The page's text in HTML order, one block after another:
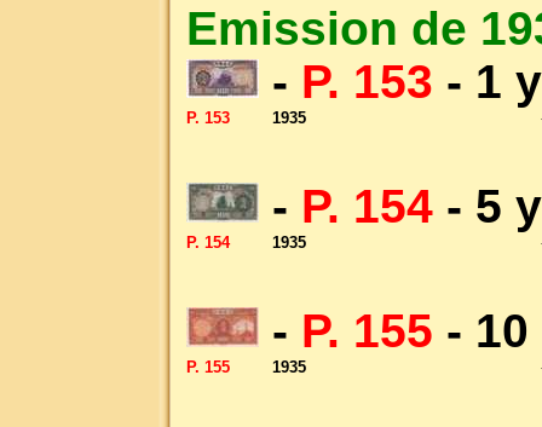
Emission de
- P. 153 - 1
P. 153 1935
- P. 154 - 5
P. 154 1935
- P. 155 -
P. 155 1935